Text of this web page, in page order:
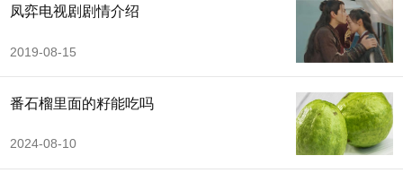
凤弈电视剧剧情介绍
2019-08-15
番石榴里面的籽能吃吗
2024-08-10